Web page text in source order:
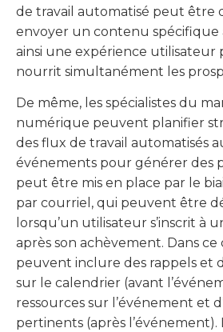
de travail automatisé peut être
envoyer un contenu spécifique
ainsi une expérience utilisateur
nourrit simultanément les
De même, les spécialistes du
numérique peuvent planifier
des flux de travail automatisés
événements pour générer des
peut être mis en place par le
par courriel, qui peuvent être
lorsqu’un utilisateur s’inscrit à
après son achèvement. Dans ce
peuvent inclure des rappels et
sur le calendrier (avant
ressources sur l’événement et
pertinents (après l’événement).